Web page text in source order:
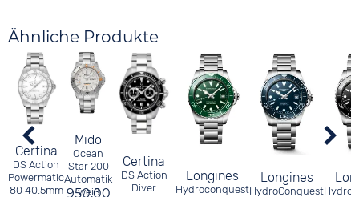
Ähnliche Produkte
Certina
DS Action
Powermatic
80 40.5mm
Mido
Ocean
Star 200
Automatik
weiß
950,00
Certina
DS Action
Diver
Longines
Hydroconquest
Longines
HydroConquest